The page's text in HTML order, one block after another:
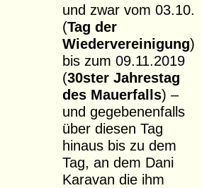
und zwar vom 03.10.
(Tag der
Wiedervereinigung)
bis zum 09.11.2019
(30ster Jahrestag
des Mauerfalls) –
und gegebenenfalls
über diesen Tag
hinaus bis zu dem
Tag, an dem Dani
Karavan die ihm